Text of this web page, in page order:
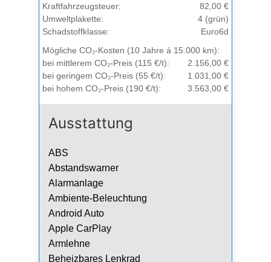
Kraftfahrzeugsteuer:
82,00 €
Umweltplakette:
4 (grün)
Schadstoffklasse:
Euro6d
Mögliche CO₂-Kosten (10 Jahre á 15.000 km):
bei mittlerem CO₂-Preis (115 €/t):
2.156,00 €
bei geringem CO₂-Preis (55 €/t):
1.031,00 €
bei hohem CO₂-Preis (190 €/t):
3.563,00 €
Ausstattung
ABS
Abstandswarner
Alarmanlage
Ambiente-Beleuchtung
Android Auto
Apple CarPlay
Armlehne
Beheizbares Lenkrad